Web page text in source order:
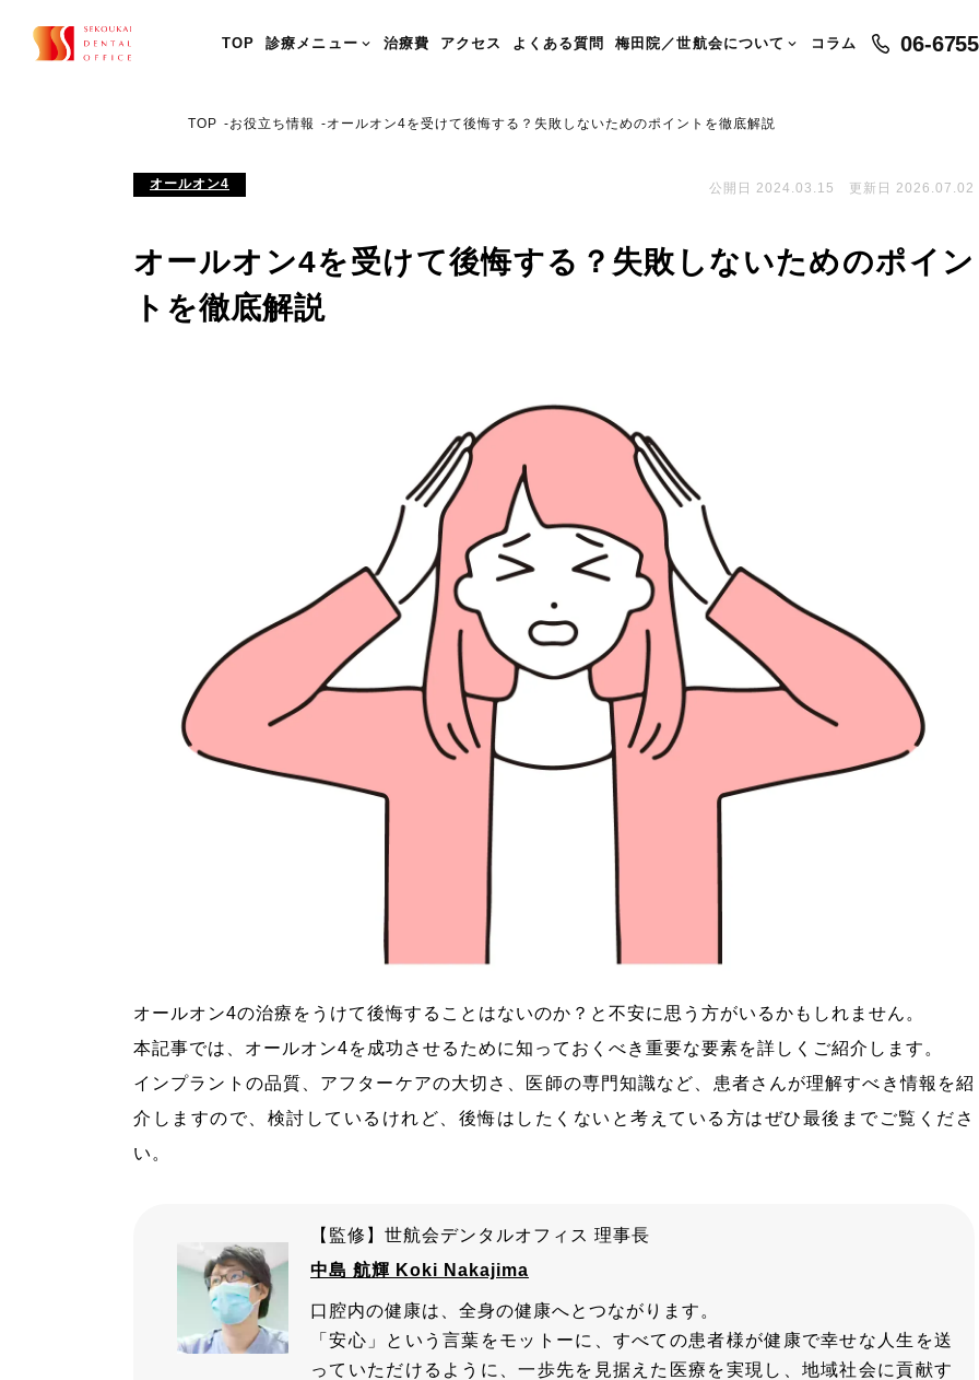
TOP 診療メニュー  治療費 アクセス よくある質問 梅田院／世航会について  コラム 06-
TOP お役立ち情報 オールオン4を受けて後悔する？失敗しないためのポイントを徹底解説
オールオン4 公開日 2024.03.15 更新日 2026.07.02
オールオン4を受けて後悔する？失敗しないためのポイン
トを徹底解説
オールオン4の治療をうけて後悔することはないのか？と不安に思う方がいるかもしれません。
本記事では、オールオン4を成功させるために知っておくべき重要な要素を詳しくご紹介します。
インプラントの品質、アフターケアの大切さ、医師の専門知識など、患者さんが理解すべき情報を紹
介しますので、検討しているけれど、後悔はしたくないと考えている方はぜひ最後までご覧くださ
い。
【監修】世航会デンタルオフィス 理事長
中島 航輝 Koki Nakajima
口腔内の健康は、全身の健康へとつながります。
「安心」という言葉をモットーに、すべての患者様が健康で幸せな人生を送
っていただけるように、一歩先を見据えた医療を実現し、地域社会に貢献す